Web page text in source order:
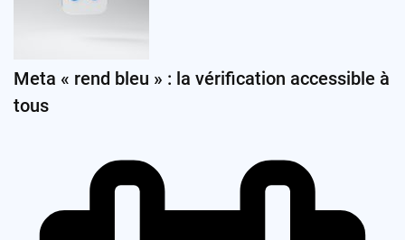
Meta « rend bleu » : la vérification accessible à
tous